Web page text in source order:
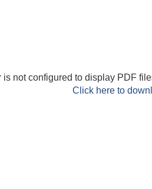
is not configured to display PDF
Click here to